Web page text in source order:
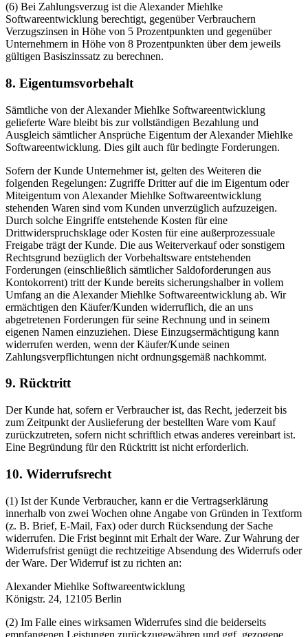
(6) Bei Zahlungsverzug ist die Alexander Miehlke
Softwareentwicklung berechtigt, gegenüber Verbrauchern
Verzugszinsen in Höhe von 5 Prozentpunkten und gegenüber
Unternehmern in Höhe von 8 Prozentpunkten über dem jeweils
gültigen Basiszinssatz zu berechnen.
8. Eigentumsvorbehalt
Sämtliche von der Alexander Miehlke Softwareentwicklung
gelieferte Ware bleibt bis zur vollständigen Bezahlung und
Ausgleich sämtlicher Ansprüche Eigentum der Alexander Miehlke
Softwareentwicklung. Dies gilt auch für bedingte Forderungen.
Sofern der Kunde Unternehmer ist, gelten des Weiteren die
folgenden Regelungen: Zugriffe Dritter auf die im Eigentum oder
Miteigentum von Alexander Miehlke Softwareentwicklung
stehenden Waren sind vom Kunden unverzüglich aufzuzeigen.
Durch solche Eingriffe entstehende Kosten für eine
Drittwiderspruchsklage oder Kosten für eine außerprozessuale
Freigabe trägt der Kunde. Die aus Weiterverkauf oder sonstigem
Rechtsgrund bezüglich der Vorbehaltsware entstehenden
Forderungen (einschließlich sämtlicher Saldoforderungen aus
Kontokorrent) tritt der Kunde bereits sicherungshalber in vollem
Umfang an die Alexander Miehlke Softwareentwicklung ab. Wir
ermächtigen den Käufer/Kunden widerruflich, die an uns
abgetretenen Forderungen für seine Rechnung und in seinem
eigenen Namen einzuziehen. Diese Einzugsermächtigung kann
widerrufen werden, wenn der Käufer/Kunde seinen
Zahlungsverpflichtungen nicht ordnungsgemäß nachkommt.
9. Rücktritt
Der Kunde hat, sofern er Verbraucher ist, das Recht, jederzeit bis
zum Zeitpunkt der Auslieferung der bestellten Ware vom Kauf
zurückzutreten, sofern nicht schriftlich etwas anderes vereinbart ist.
Eine Begründung für den Rücktritt ist nicht erforderlich.
10. Widerrufsrecht
(1) Ist der Kunde Verbraucher, kann er die Vertragserklärung
innerhalb von zwei Wochen ohne Angabe von Gründen in Textform
(z. B. Brief, E-Mail, Fax) oder durch Rücksendung der Sache
widerrufen. Die Frist beginnt mit Erhalt der Ware. Zur Wahrung der
Widerrufsfrist genügt die rechtzeitige Absendung des Widerrufs oder
der Ware. Der Widerruf ist zu richten an:
Alexander Miehlke Softwareentwicklung
Königstr. 24, 12105 Berlin
(2) Im Falle eines wirksamen Widerrufes sind die beiderseits
empfangenen Leistungen zurückzugewähren und ggf. gezogene